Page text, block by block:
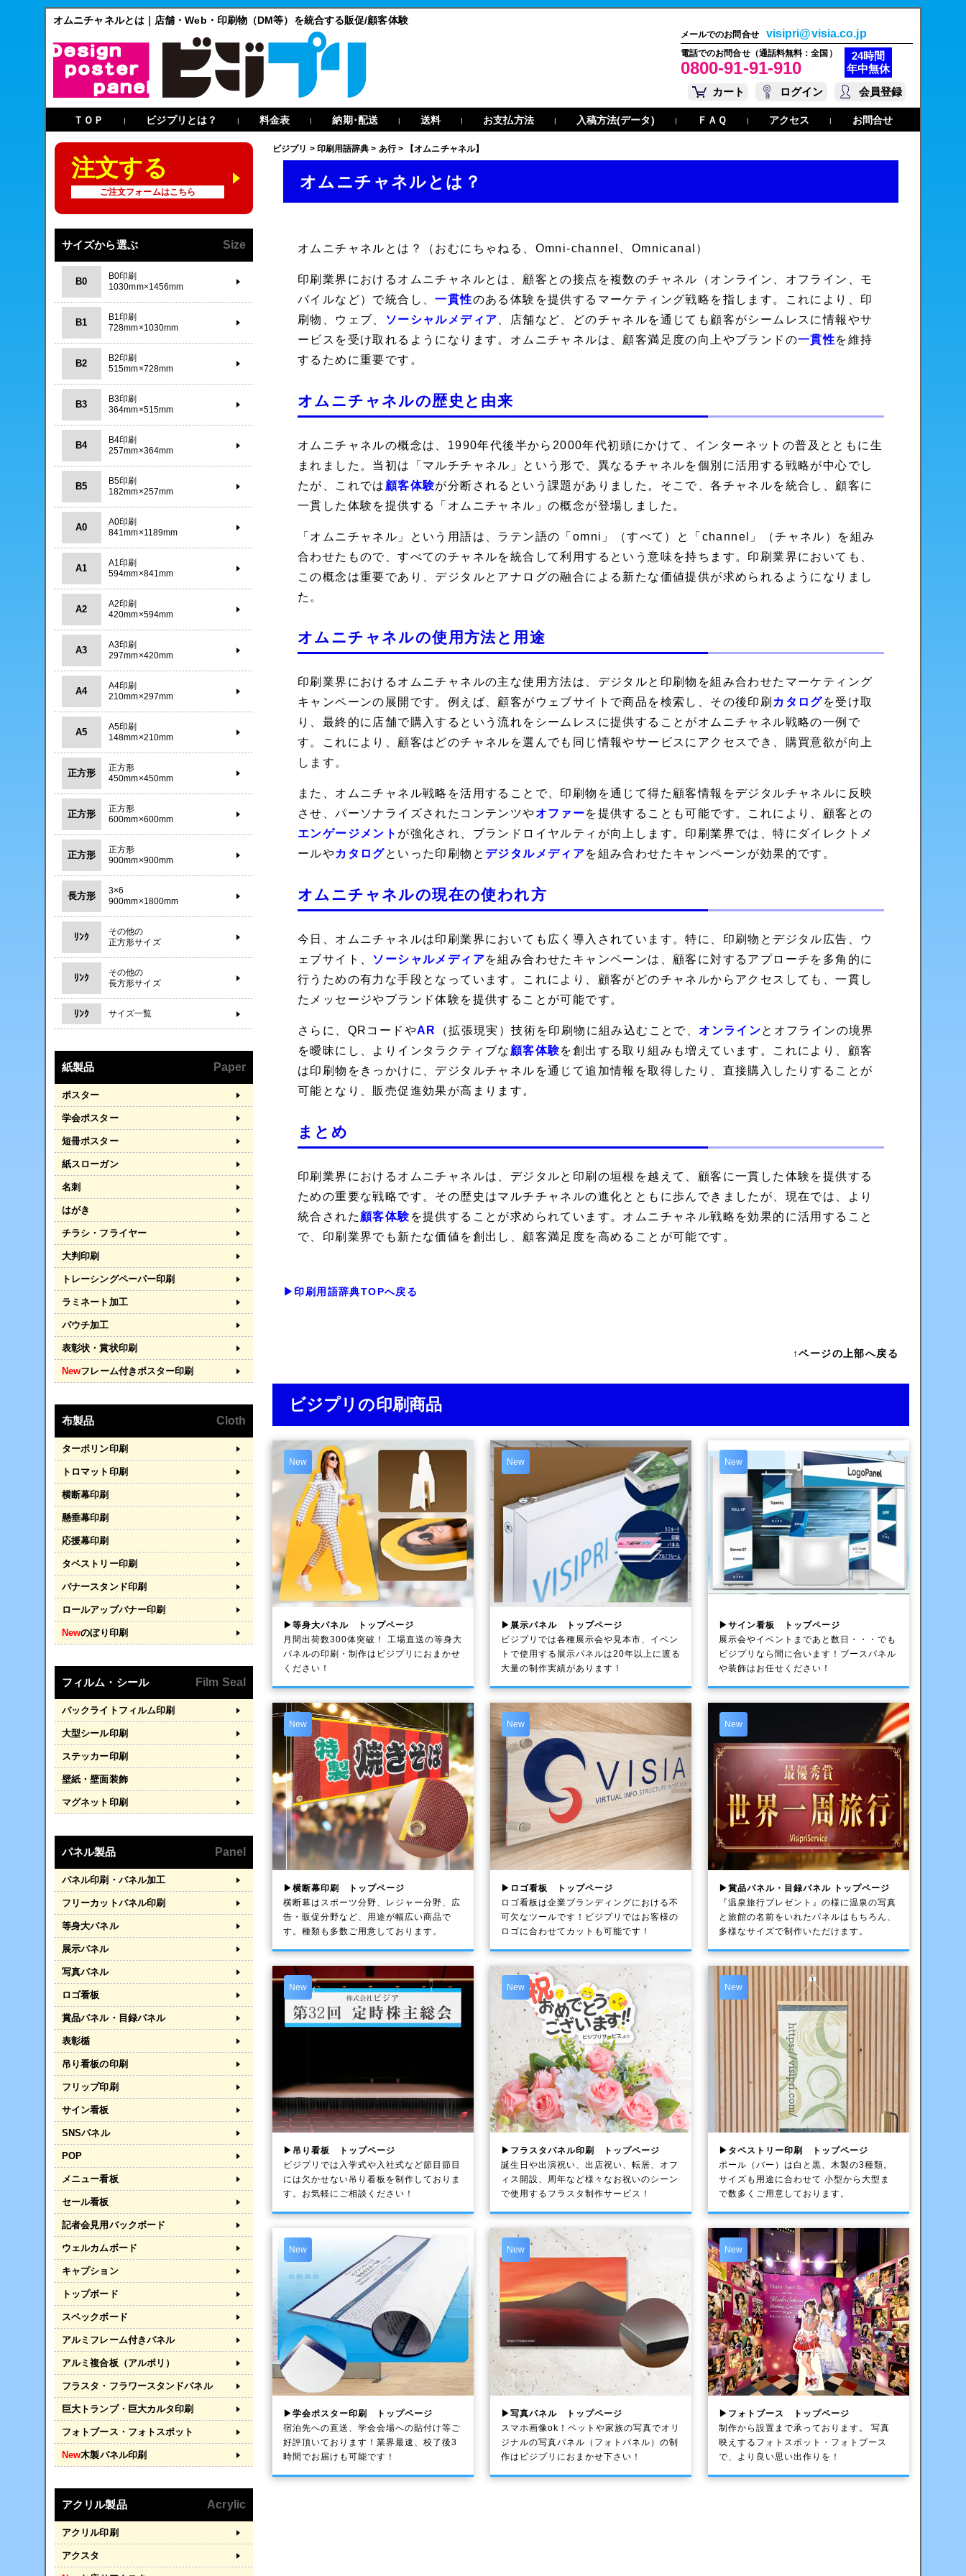
オムニチャネルとは｜店舗・Web・印刷物（DM等）を統合する販促/顧客体験
メールでのお問合せ visipri@visia.co.jp
電話でのお問合せ（通話料無料：全国）
0800-91-91-910
24時間
年中無休
カート
ログイン 会員登録
ＴＯＰ | ビジプリとは？ | 料金表 | 納期･配送 | 送料 | お支払方法 | 入稿方法(データ) | ＦＡＱ | アクセス | お問合せ
ビジプリ > 印刷用語辞典 > あ行> 【オムニチャネル】
オムニチャネルとは？
オムニチャネル とは？（おむにちゃねる、Omni-channel、Omnicanal）
印刷業界におけるオムニチャネルとは、顧客との接点を複数のチャネル（オンライン、オフライン、モ
バイルなど）で統合し、一貫性のある体験を提供するマーケティング戦略を指します。これにより、印
刷物、ウェブ、
ソーシャルメディア 、店舗など、どのチャネルを通じても顧客がシームレスに情報やサ
ービスを受け取れるようになります。オムニチャネルは、顧客満足度の向上やブランドの一貫性を維持
するために重要です。
オムニチャネルの歴史と由来
オムニチャネルの概念は、1990年代後半から2000年代初頭にかけて、インターネットの普及とともに生
まれました。当初は「マルチチャネル」という形で、異なるチャネルを個別に活用する戦略が中心でし
たが、これでは 顧客体験が分断されるという課題がありました。そこで、各チャネルを統合し、顧客に
一貫した体験を提供する「オムニチャネル」の概念が登場しました。
「オムニチャネル」という用語は、ラテン語の「omni」（すべて）と「channel」（チャネル）を組み
合わせたもので、すべてのチャネルを統合して利用するという意味を持ちます。印刷業界においても、
この概念は重要であり、デジタルとアナログの融合による新たな価値提供が求められるようになりまし
た。
オムニチャネルの使用方法と用途
印刷業界におけるオムニチャネルの主な使用方法は、デジタルと印刷物を組み合わせたマーケティング
キャンペーンの展開です。例えば、顧客がウェブサイトで商品を検索し、その後印刷 カタログを受け取
り、最終的に店舗で購入するという流れをシームレスに提供することがオムニチャネル戦略の一例で
す。これにより、顧客はどのチャネルを選んでも同じ情報やサービスにアクセスでき、購買意欲が向上
します。
また、オムニチャネル戦略を活用することで、印刷物を通じて得た顧客情報をデジタルチャネルに反映
させ、パーソナライズされたコンテンツやオファーを提供することも可能です。これにより、顧客との
エンゲージメント が強化され、ブランドロイヤルティが向上します。印刷業界では、特にダイレクトメ
ールやカタログといった印刷物とデジタルメディアを組み合わせたキャンペーンが効果的です。
オムニチャネルの現在の使われ方
今日、オムニチャネルは印刷業界においても広く導入されています。特に、印刷物とデジタル広告、ウ
ェブサイト、 ソーシャルメディアを組み合わせたキャンペーンは、顧客に対するアプローチを多角的に
行うための有力な手段となっています。これにより、顧客がどのチャネルからアクセスしても、一貫し
たメッセージやブランド体験を提供することが可能です。
さらに、QRコードやAR （拡張現実）技術を印刷物に組み込むことで、オンラインとオフラインの境界
を曖昧にし、よりインタラクティブな 顧客体験を創出する取り組みも増えています。これにより、顧客
は印刷物をきっかけに、デジタルチャネルを通じて追加情報を取得したり、直接購入したりすることが
可能となり、販売促進効果が高まります。
まとめ
印刷業界におけるオムニチャネルは、デジタルと印刷の垣根を越えて、顧客に一貫した体験を提供する
ための重要な戦略です。その歴史はマルチチャネルの進化とともに歩んできましたが、現在では、より
統合された 顧客体験を提供することが求められています。オムニチャネル戦略を効果的に活用すること
で、印刷業界でも新たな価値を創出し、顧客満足度を高めることが可能です。
▶印刷用語辞典TOPへ戻る
↑ページの上部へ戻る
ビジプリの印刷商品
New
▶等身大パネル トップページ
月間出荷数300体突破！ 工場直送の等身大
パネルの印刷・制作は ビジプリ におまかせ
ください！
New
▶展示パネル トップページ
ビジプリでは各種展示会や見本市、イベン
トで使用する展示パネルは20年以上に渡る
大量の制作実績があります！
New
▶サイン看板 トップページ
展示会やイベントまであと数日・・・でも
ビジプリなら間に合います！ブースパネル
や装飾はお任せください！
New
▶横断幕印刷 トップページ
横断幕はスポーツ分野、レジャー分野、広
告・販促分野など、用途が幅広い商品で
す。種類も多数ご用意しております。
New
▶ロゴ看板 トップページ
ロゴ看板は企業ブランディングにおける不
可欠なツールです！ビジプリではお客様の
ロゴに合わせてカットも可能です！
New
▶賞品パネル・目録パネル トップページ
『温泉旅行プレゼント』の様に温泉の写真
と旅館の名前をいれたパネルはもちろん、
多様なサイズで制作いただけます。
New
▶吊り看板 トップページ
ビジプリでは入学式や入社式など節目節目
には欠かせない吊り看板を制作しておりま
す。お気軽にご相談ください！
New
▶フラスタパネル印刷 トップページ
誕生日や出演祝い、出店祝い、転居、オフ
ィス開設、周年など様々なお祝いのシーン
で使用するフラスタ制作サービス！
New
▶タペストリー印刷 トップページ
ポール（バー）は白と黒、木製の3種類。
サイズも用途に合わせて 小型から大型ま
で数多くご用意しております。
New
▶学会ポスター印刷 トップページ
宿泊先への直送、学会会場への貼付け等ご
好評頂いております！業界最速、校了後3
時間でお届けも可能です！
New
▶写真パネル トップページ
スマホ画像ok！ペットや家族の写真でオリ
ジナルの写真パネル（フォトパネル）の制
作はビジプリにおまかせ下さい！
New
▶フォトブース トップページ
制作から設置まで承っております。 写真
映えするフォトスポット・フォトブース
で、より良い思い出作りを！
注文する
ご注文フォームはこちら
サイズから選ぶ Size
B0
B0印刷
1030mm×1456mm
B1
B1印刷
728mm×1030mm
B2
B2印刷
515mm×728mm
B3
B3印刷
364mm×515mm
B4
B4印刷
257mm×364mm
B5
B5印刷
182mm×257mm
A0
A0印刷
841mm×1189mm
A1
A1印刷
594mm×841mm
A2
A2印刷
420mm×594mm
A3
A3印刷
297mm×420mm
A4
A4印刷
210mm×297mm
A5
A5印刷
148mm×210mm
正方形
正方形
450mm×450mm
正方形
正方形
600mm×600mm
正方形
正方形
900mm×900mm
長方形
3×6
900mm×1800mm
ﾘﾝｸ
その他の
正方形サイズ
ﾘﾝｸ
その他の
長方形サイズ
ﾘﾝｸ サイズ一覧
紙製品 Paper
ポスター
学会ポスター
短冊ポスター
紙スローガン
名刺
はがき
チラシ・フライヤー
大判印刷
トレーシングペーパー印刷
ラミネート加工
パウチ加工
表彰状・賞状印刷
Newフレーム付きポスター印刷
布製品 Cloth
ターポリン印刷
トロマット印刷
横断幕印刷
懸垂幕印刷
応援幕印刷
タペストリー印刷
バナースタンド印刷
ロールアップバナー印刷
Newのぼり印刷
フィルム・シール Film Seal
バックライトフィルム印刷
大型シール印刷
ステッカー印刷
壁紙・壁面装飾
マグネット印刷
パネル製品 Panel
パネル印刷・パネル加工
フリーカットパネル印刷
等身大パネル
展示パネル
写真パネル
ロゴ看板
賞品パネル・目録パネル
表彰楯
吊り看板の印刷
フリップ印刷
サイン看板
SNSパネル
POP
メニュー看板
セール看板
記者会見用バックボード
ウェルカムボード
キャプション
トップボード
スペックボード
アルミフレーム付きパネル
アルミ複合板（アルポリ）
フラスタ・フラワースタンドパネル
巨大トランプ・巨大カルタ印刷
フォトブース・フォトスポット
New木製パネル印刷
アクリル製品 Acrylic
アクリル印刷
アクスタ